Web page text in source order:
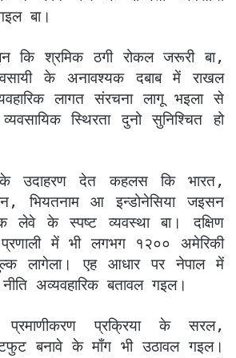
बा।
कि श्रमिक ठगी रोकल जरूरी बा,
के अनावश्यक दबाब में राखल
लागत संरचना लागू भइला से
स्थिरता दुनो सुनिश्चित हो
देत कहलस कि भारत,
भियतनाम आ इन्डोनेसिया जइसन
के स्पष्ट व्यवस्था बा। दक्षिण
में भी लगभग १२०० अमेरिकी
लागेला। एह आधार पर नेपाल में
अव्यवहारिक बतावल गइल।
प्रक्रिया के सरल,
बनावे के माँग भी उठावल गइल।